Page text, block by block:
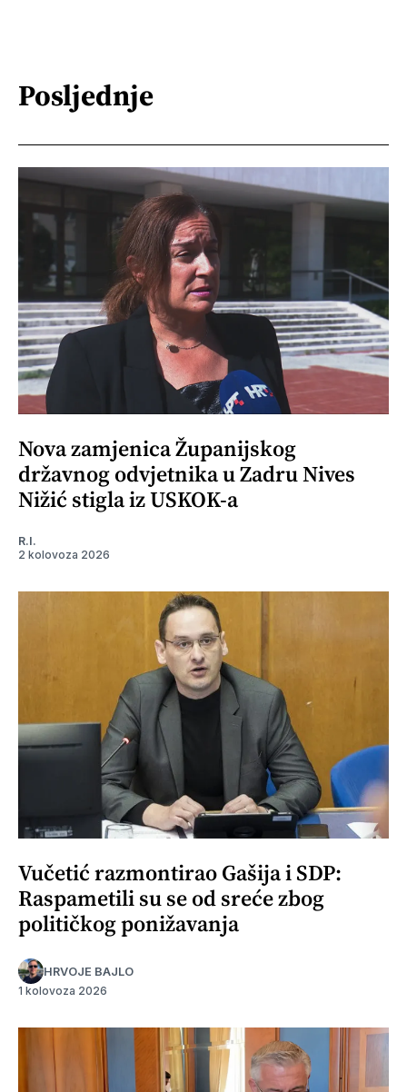
Posljednje
Nova zamjenica Županijskog
državnog odvjetnika u Zadru Nives
Nižić stigla iz USKOK-a
R.I.
2 kolovoza 2026
Vučetić razmontirao Gašija i SDP:
Raspametili su se od sreće zbog
političkog ponižavanja
HRVOJE BAJLO
1 kolovoza 2026